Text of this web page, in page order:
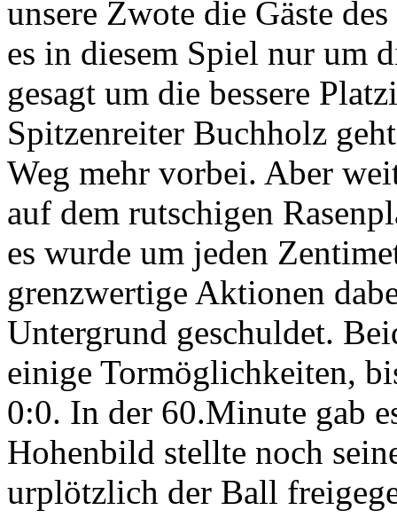
unsere Zwote die Gäste
es in diesem Spiel nur um
gesagt um die bessere
Spitzenreiter Buchholz
Weg mehr vorbei. Aber
auf dem rutschigen
es wurde um jeden
grenzwertige Aktionen
Untergrund geschuldet.
einige Tormöglichkeiten,
0:0. In der 60.Minute gab
Hohenbild stellte noch
urplötzlich der Ball